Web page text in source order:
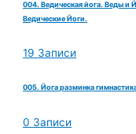
004. Ведическая йога. Веды и
Ведические Йоги.
19 Записи
005. Йога разминка
0 Записи